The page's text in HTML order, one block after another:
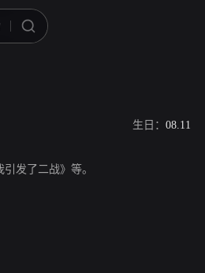
生日： 08.11
发了二战》等。